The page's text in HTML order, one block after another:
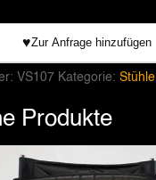
♥Zur Anfrage hinzufügen
VS107 Kategorie: Stühle
Produkte